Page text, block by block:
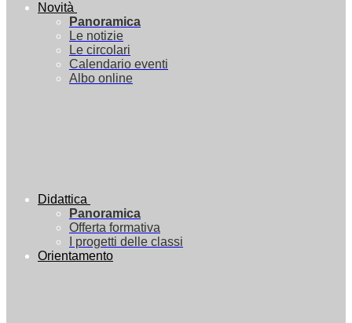
Novità
Panoramica
Le notizie
Le circolari
Calendario eventi
Albo online
Didattica
Panoramica
Offerta formativa
I progetti delle classi
Orientamento